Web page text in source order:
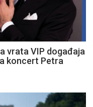
vrata VIP događaja
koncert Petra